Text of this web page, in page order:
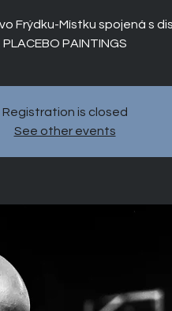
Frýdku-Místku spojená s
PLACEBO PAINTINGS
Registration is closed
See other events